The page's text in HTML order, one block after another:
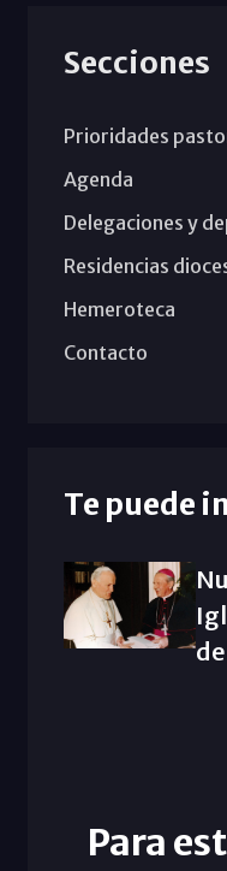
Secciones
Prioridades
Agenda
Delegaciones y
Residencias
Hemeroteca
Contacto
Te puede
Para